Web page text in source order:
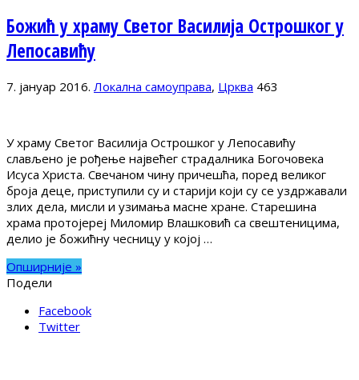
Божић у храму Светог Василија Острошког у
Лепосавићу
7. јануар 2016. Локална самоуправа, Црква 463
У храму Светог Василија Острошког у Лепосавићу
слављено је рођење највећег страдалника Богочовека
Исуса Христа. Свечаном чину причешћа, поред великог
броја деце, приступили су и старији који су се уздржавали
злих дела, мисли и узимања масне хране. Старешина
храма протојереј Миломир Влашковић са свештеницима,
делио је божићну чесницу у којој …
Опширније »
Подели
Facebook
Twitter